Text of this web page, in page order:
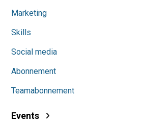
Marketing
Skills
Social media
Abonnement
Teamabonnement
Events